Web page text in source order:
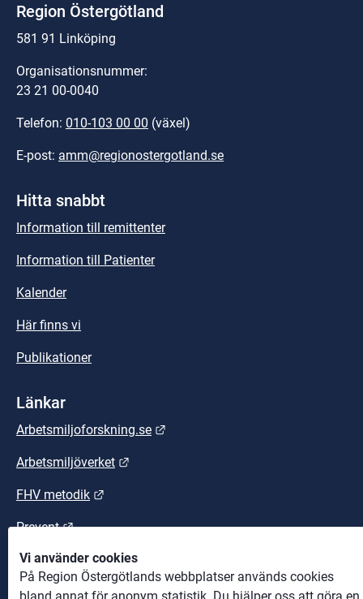
Vi använder cookies
På Region Östergötlands webbplatser används cookies
Region Östergötland
581 91 Linköping
Organisationsnummer:
23 21 00-0040
Telefon: 010-103 00 00 (växel)
E-post: amm@regionostergotland.se
Hitta snabbt
Information till remittenter
Information till Patienter
Kalender
Här finns vi
Publikationer
Länkar
Arbetsmiljoforskning.se
Arbetsmiljöverket
FHV metodik
Prevent Länk till annan webbplats.
Suntarbetsliv Länk till annan webbplats.